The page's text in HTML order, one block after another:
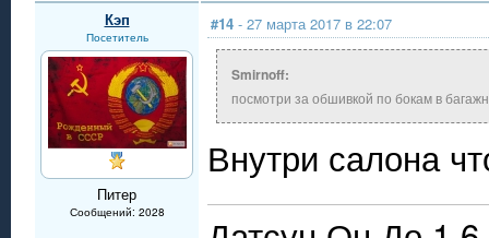
Кэп
Посетитель
Питер
Сообщений: 2028
#14 - 27 марта 2017 в 22:07
Smirnoff:
посмотри за обшивкой по бокам в
Внутри салона